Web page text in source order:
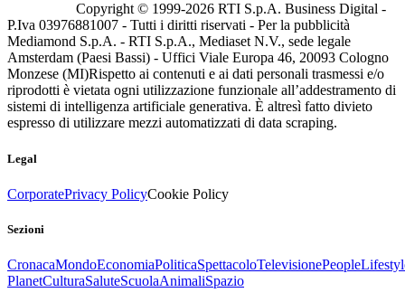
Copyright © 1999-2026 RTI S.p.A. Business Digital -
P.Iva 03976881007 - Tutti i diritti riservati - Per la pubblicità
Mediamond S.p.A. - RTI S.p.A., Mediaset N.V., sede legale
Amsterdam (Paesi Bassi) - Uffici Viale Europa 46, 20093 Cologno
Monzese (MI)Rispetto ai contenuti e ai dati personali trasmessi e/o
riprodotti è vietata ogni utilizzazione funzionale all’addestramento di
sistemi di intelligenza artificiale generativa. È altresì fatto divieto
espresso di utilizzare mezzi automatizzati di data scraping.
Legal
CorporatePrivacy PolicyCookie Policy
Sezioni
CronacaMondoEconomiaPoliticaSpettacoloTelevisionePeople
PlanetCulturaSaluteScuolaAnimaliSpazio